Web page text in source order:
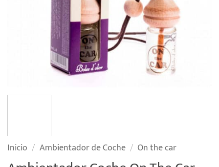
Inicio / Ambientador de Coche / On the car